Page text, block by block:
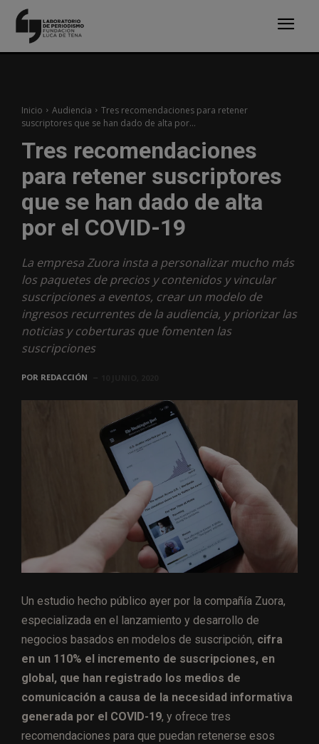
Inicio Audiencia
Tres recomendaciones para retener
suscriptores que se han dado de alta por...
Tres recomendaciones
para retener suscriptores
que se han dado de alta
por el COVID-19
La empresa Zuora insta a personalizar mucho más
los paquetes de precios y contenidos y vincular
suscripciones a eventos, crear un modelo de
ingresos recurrentes de la audiencia, y priorizar las
noticias y coberturas que fomenten las
suscripciones
POR REDACCIÓN
Un estudio hecho público ayer por la compañía Zuora,
especializada en el lanzamiento y desarrollo de
negocios basados en modelos de suscripción, cifra
en un 110% el incremento de suscripciones, en
global, que han registrado los medios de
comunicación a causa de la necesidad informativa
generada por el COVID-19, y ofrece tres
recomendaciones para que puedan retenerse esos